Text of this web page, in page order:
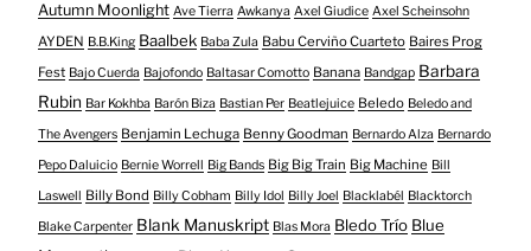
Autumn Moonlight Ave Tierra Awkanya Axel Giudice Axel Scheinsohn
AYDEN B.B.King Baalbek Baba Zula Babu Cerviño Cuarteto Baires Prog
Fest Bajo Cuerda Bajofondo Baltasar Comotto Banana Bandgap Barbara
Rubin Bar Kokhba Barón Biza Bastian Per Beatlejuice Beledo Beledo and
The Avengers Benjamin Lechuga Benny Goodman Bernardo Alza Bernardo
Pepo Daluicio Bernie Worrell Big Bands Big Big Train Big Machine Bill
Laswell
Billy Bond Billy Cobham Billy Idol Billy Joel Blacklabél Blacktorch
Blake Carpenter Blank Manuskript Blas Mora Bledo Trío Blue